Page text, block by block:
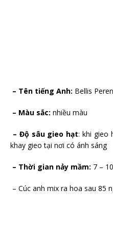
– Tên tiếng Anh: Bellis
– Màu sắc: nhiều màu
– Độ sâu gieo hạt: khi gieo
khay gieo tại nơi có ánh sáng
– Thời gian nảy mầm: 7 –
– Cúc anh mix ra hoa sau 85